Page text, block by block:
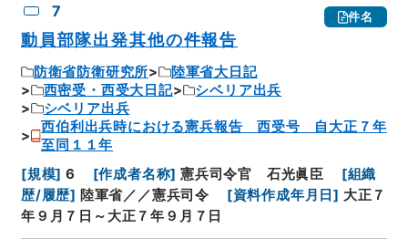
7 件名
動員部隊出発其他の件報告
防衛省防衛研究所
陸軍省大日記
西密受・西受大日記
シベリア出兵
シベリア出兵
西伯利出兵時における憲兵報告 西受号 自大正７年
至同１１年
[規模] 6 [作成者名称] 憲兵司令官 石光眞臣 [組織
歴/履歴] 陸軍省／／憲兵司令 [資料作成年月日] 大正７
年９月７日～大正７年９月７日